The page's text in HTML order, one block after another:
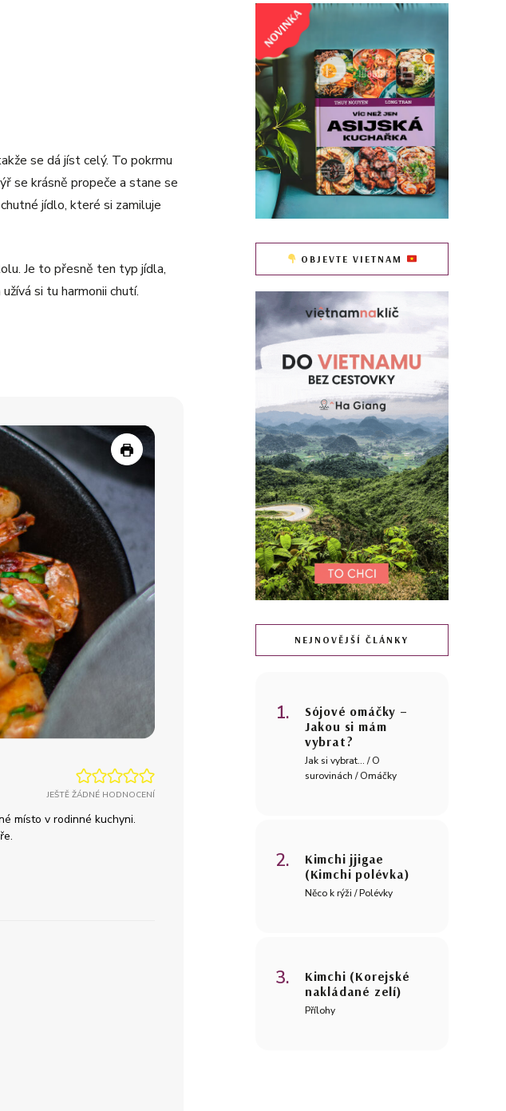
se dá jíst celý. To pokrmu
se krásně propeče a stane se
jídlo, které si zamiluje
Je to přesně ten typ jídla,
si tu harmonii chutí.
JEŠTĚ ŽÁDNÉ HODNOCENÍ
místo v rodinné kuchyni.
OBJEVTE VIETNAM
NEJNOVĚJŠÍ ČLÁNKY
Sójové omáčky –
Jakou si mám
vybrat?
Jak si vybrat... / O
surovinách / Omáčky
Kimchi jjigae
(Kimchi polévka)
Něco k rýži / Polévky
Kimchi (Korejské
nakládané zelí)
Přílohy